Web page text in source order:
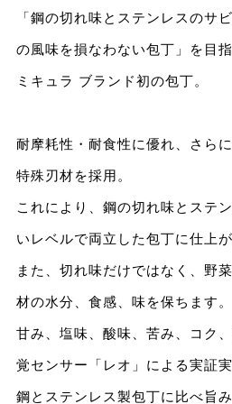
「鋼の切れ味とステンレスのサ
の風味を損なわない包丁」を目
ミキュラ ブランド初の包丁。
耐摩耗性・耐食性に優れ、さら
特殊刃材を採用。
これにより、鋼の切れ味とステ
いレベルで両立した包丁に仕上が
また、切れ味だけではなく、野
材の水分、食感、味を保ちます。
甘み、塩味、酸味、苦み、コク
覚センサー「レオ」による実証実
鋼とステンレス製包丁に比べ旨